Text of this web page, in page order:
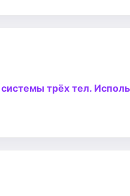
трёх тел.